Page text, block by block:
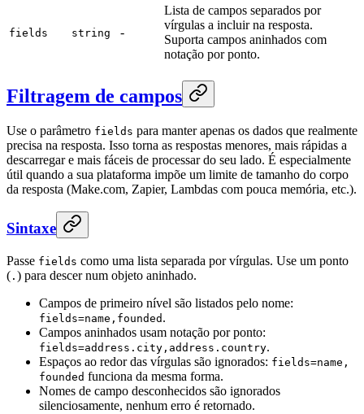
fields string -
Lista de campos separados por
vírgulas a incluir na resposta.
Suporta campos aninhados com
notação por ponto.
Filtragem de campos
Use o parâmetro fields para manter apenas os dados que realmente
precisa na resposta. Isso torna as respostas menores, mais rápidas a
descarregar e mais fáceis de processar do seu lado. É especialmente
útil quando a sua plataforma impõe um limite de tamanho do corpo
da resposta (Make.com, Zapier, Lambdas com pouca memória, etc.).
Sintaxe
Passe fields como uma lista separada por vírgulas. Use um ponto
( . ) para descer num objeto aninhado.
Campos de primeiro nível são listados pelo nome:
fields=name,founded .
Campos aninhados usam notação por ponto:
fields=address.city,address.country.
Espaços ao redor das vírgulas são ignorados: fields=name,
founded funciona da mesma forma.
Nomes de campo desconhecidos são ignorados
silenciosamente, nenhum erro é retornado.